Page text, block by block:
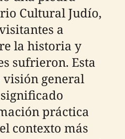
Cultural Judío,
a
la historia y
sufrieron. Esta
general
práctica
contexto más